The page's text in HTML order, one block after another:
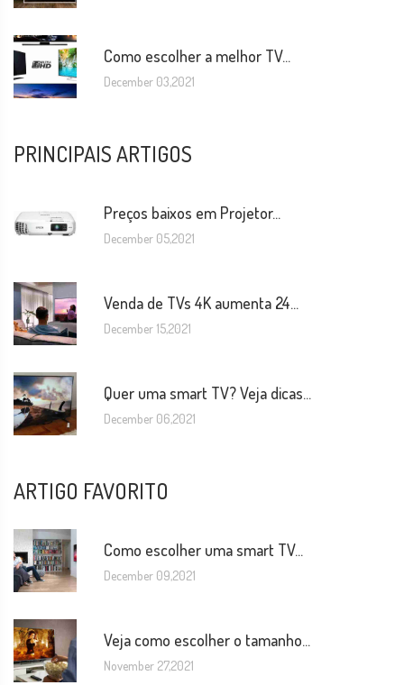
Como escolher a melhor TV...
December 03,2021
PRINCIPAIS ARTIGOS
Preços baixos em Projetor...
December 05,2021
Venda de TVs 4K aumenta 24...
December 15,2021
Quer uma smart TV? Veja dicas...
December 06,2021
ARTIGO FAVORITO
Como escolher uma smart TV...
December 09,2021
Veja como escolher o tamanho...
November 27,2021